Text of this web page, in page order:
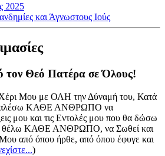
2025
και Άγνωστους Ιούς
τον Θεό Πατέρα σε Όλους!
Μου με ΟΛΗ την Δύναμή του, Κατά
ΚΑΘΕ ΑΝΘΡΩΠΟ να
μου και τις Εντολές μου που θα δώσω
θέλω ΚΑΘΕ ΑΝΘΡΩΠΟ, να Σωθεί και
Μου από όπου ήρθε, από όπου έφυγε και
)